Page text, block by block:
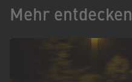
Mehr entdecken